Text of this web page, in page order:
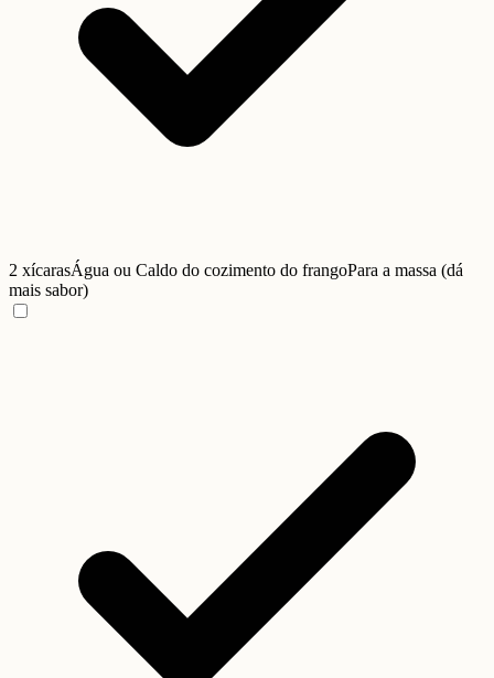
2 xícarasÁgua ou Caldo do cozimento do frangoPara a massa (dá
mais sabor)